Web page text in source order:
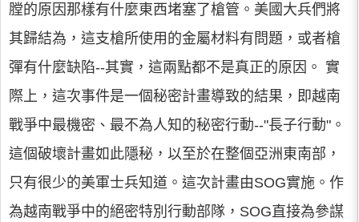
膛的原因那樣有什麼東西堵塞了槍管。美國大兵們將
其歸結為，這支槍所使用的金屬材料有問題，或者槍
彈有什麼缺陷--其實，這兩點都不是真正的原因。 實
際上，這次事件是一個秘密計畫導致的結果，即越南
戰爭中最機密、最不為人知的秘密行動--"長子行動"。
這個破壞計畫如此隱秘，以至於在整個亞洲東南部，
只有很少的美軍士兵知道。這次計畫由SOG實施。作
為越南戰爭中的絕密特別行動部隊，SOG直接為參謀